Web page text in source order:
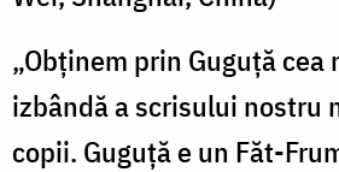
„Obţinem prin Guguţă
izbândă a scrisului nostru
copii. Guguţă e un Făt-